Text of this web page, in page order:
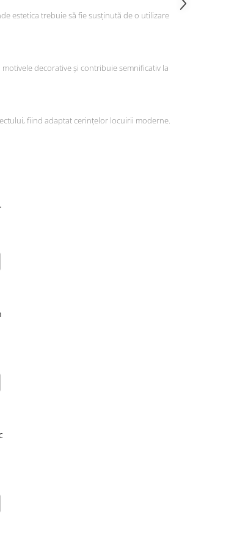
estetica trebuie să fie susținută de o utilizare
decorative și contribuie semnificativ la
fiind adaptat cerințelor locuirii moderne.